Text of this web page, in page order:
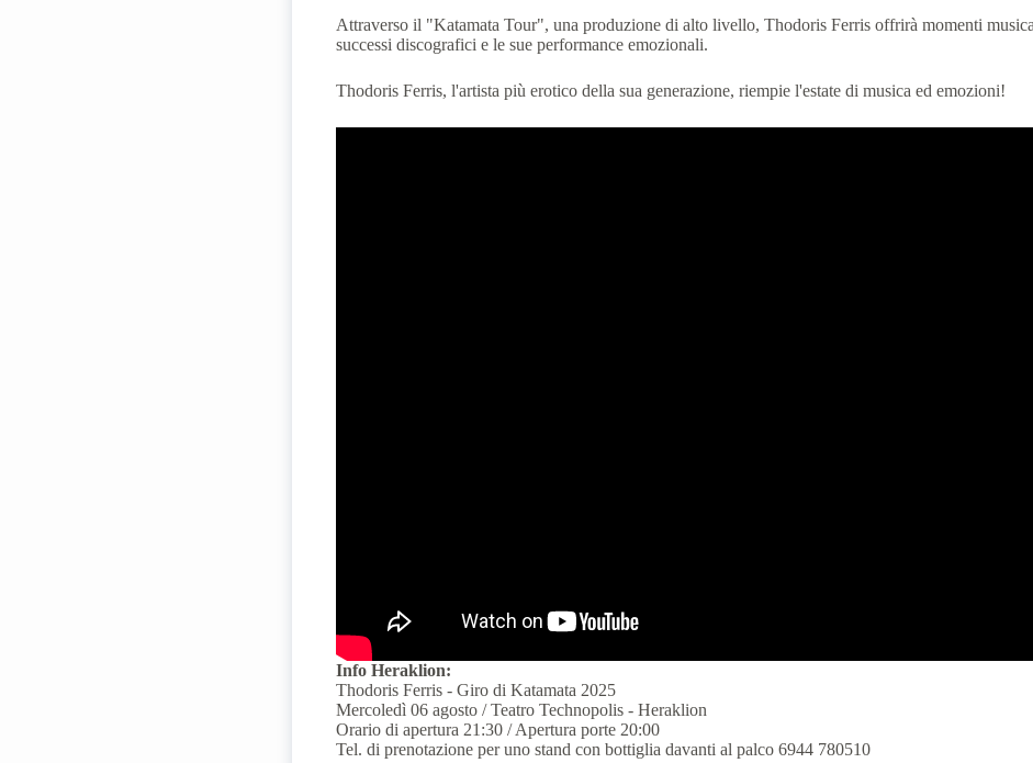
Attraverso il "Katamata Tour", una produzione di alto livello, Thodoris Ferris offrirà momenti
successi discografici e le sue performance emozionali.
Thodoris Ferris, l'artista più erotico della sua generazione, riempie l'estate di musica ed emozioni!
Info Heraklion:
Thodoris Ferris - Giro di Katamata 2025
Mercoledì 06 agosto / Teatro Technopolis - Heraklion
Orario di apertura 21:30 / Apertura porte 20:00
Tel. di prenotazione per uno stand con bottiglia davanti al palco 6944 780510